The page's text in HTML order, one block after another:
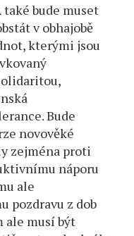
bude muset
v obhajobě
kterými jsou
Bude
novověké
zejména proti
náporu
ale
pozdravu z dob
ale musí být